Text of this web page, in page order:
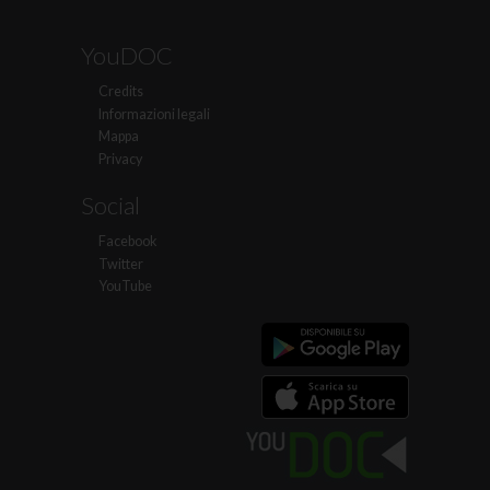
YouDOC
Credits
Informazioni legali
Mappa
Privacy
Social
Facebook
Twitter
YouTube